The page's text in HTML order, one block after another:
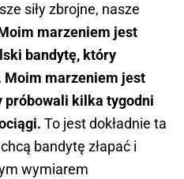
siły zbrojne, nasze
marzeniem jest
bandytę, który
Moim marzeniem jest
próbowali kilka tygodni
To jest dokładnie ta
bandytę złapać i
wymiarem